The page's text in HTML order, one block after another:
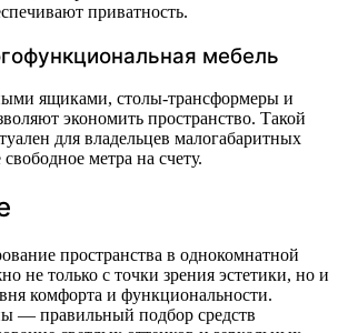
приватность.
мебель
ящиками, столы-трансформеры и
экономить пространство. Такой
для владельцев малогабаритных
метра на счету.
пространства в однокомнатной
не только с точки зрения эстетики, но и
комфорта и функциональности.
— правильный подбор средств